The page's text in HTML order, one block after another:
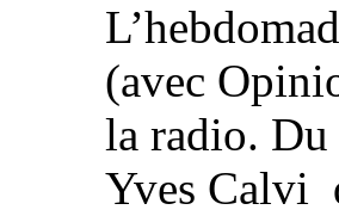
(avec
la radio. Du
Yves Calvi